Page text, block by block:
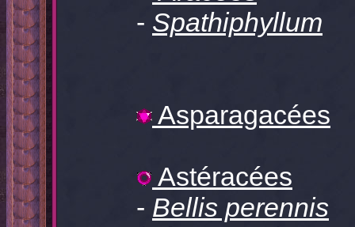
- Spathiphyllum
Asparagacées
Astéracées
- Bellis perennis